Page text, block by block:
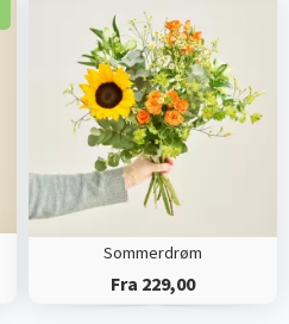
Sommerdrøm
Fra 229,00